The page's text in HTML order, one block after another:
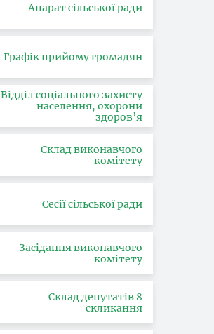
Апарат сільської ради
Графік прийому громадян
Відділ соціального захисту
населення, охорони
здоров’я
Склад виконавчого
комітету
Сесії сільської ради
Засідання виконавчого
комітету
Склад депутатів 8
скликання